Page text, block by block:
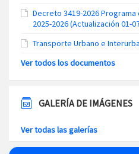
Decreto 3419-2026 Programa
2025-2026 (Actualización 01-
Transporte Urbano e
Ver todos los documentos
GALERÍA DE IMÁGENES
Ver todas las galerías